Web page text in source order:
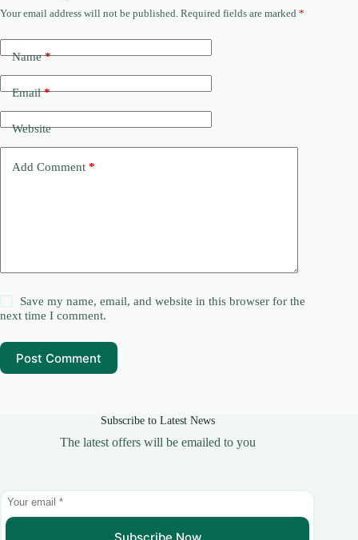
Your email address will not be published. Required fields are marked *
Name*
Email*
Website
Add Comment *
Save my name, email, and website in this browser for the
next time I comment.
Post Comment
Subscribe to Latest News
The latest offers will be emailed to you